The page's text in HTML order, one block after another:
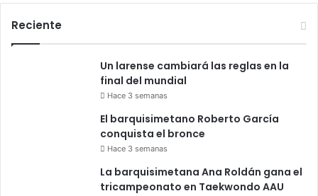
Reciente
Un larense cambiará las reglas en la
final del mundial
Hace 3 semanas
El barquisimetano Roberto García
conquista el bronce
Hace 3 semanas
La barquisimetana Ana Roldán gana el
tricampeonato en Taekwondo AAU